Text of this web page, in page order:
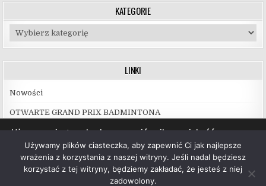
KATEGORIE
Kategorie
LINKI
Nowości
OTWARTE GRAND PRIX BADMINTONA
Używamy ciasteczek, aby zapewnić najlepszą jakość
korzystania z naszej witryny.
Więcej informacji na temat plików ciasteczka, których
używamy, oraz możliwości ich wyłączenia znajdziesz w
ustawieniach.
Używamy plików ciasteczka, aby zapewnić Ci jak najlepsze
wrażenia z korzystania z naszej witryny. Jeśli nadal będziesz
korzystać z tej witryny, będziemy zakładać, że jesteś z niej
zadowolony.